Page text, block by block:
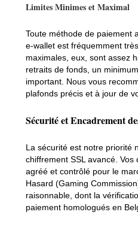
Limites Minimes et Maximal
Toute méthode de paiement
e-wallet est fréquemment
maximales, eux, sont assez
retraits de fonds, un
important. Nous vous
plafonds précis et à jour de
Sécurité et Encadrement
La sécurité est notre priorité
chiffrement SSL avancé.
agréé et contrôlé pour le
Hasard (Gaming
raisonnable, dont la
paiement homologués en